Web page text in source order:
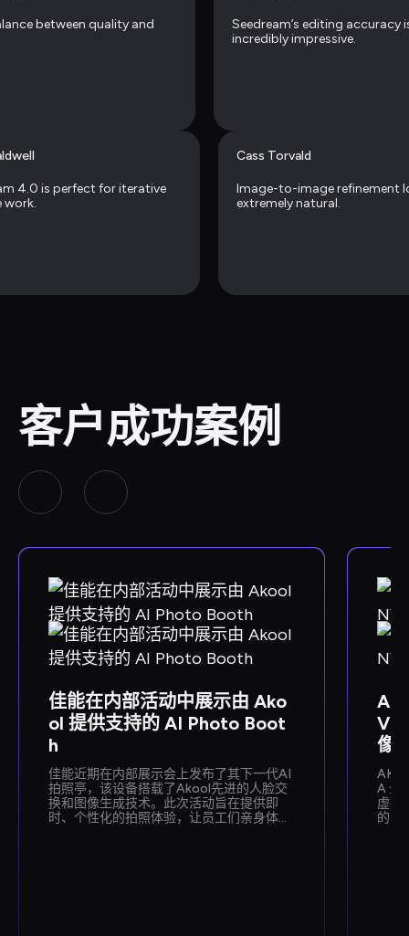
between quality and
Seedream’s editing accuracy
incredibly impressive.
4.0 is perfect for iterative
work.
Cass Torvald
Image-to-image refinement
extremely natural.
客户成功案例
佳能在内部活动中展示由 Ako
ol 提供支持的 AI Photo Boot
h
佳能近期在内部展示会上发布了其下一代AI
拍照亭，该设备搭载了Akool先进的人脸交
换和图像生成技术。此次活动旨在提供即
时、个性化的拍照体验，让员工们亲身体验
像
A 全
虚拟
的虚